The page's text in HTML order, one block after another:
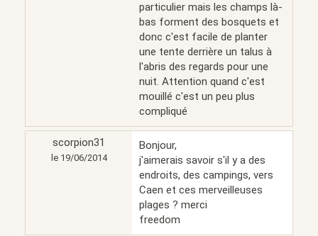
particulier mais les champs là-
bas forment des bosquets et
donc c'est facile de planter
une tente derrière un talus à
l'abris des regards pour une
nuit. Attention quand c'est
mouillé c'est un peu plus
compliqué
scorpion31
le 19/06/2014
Bonjour,
j'aimerais savoir s'il y a des
endroits, des campings, vers
Caen et ces merveilleuses
plages ? merci
freedom